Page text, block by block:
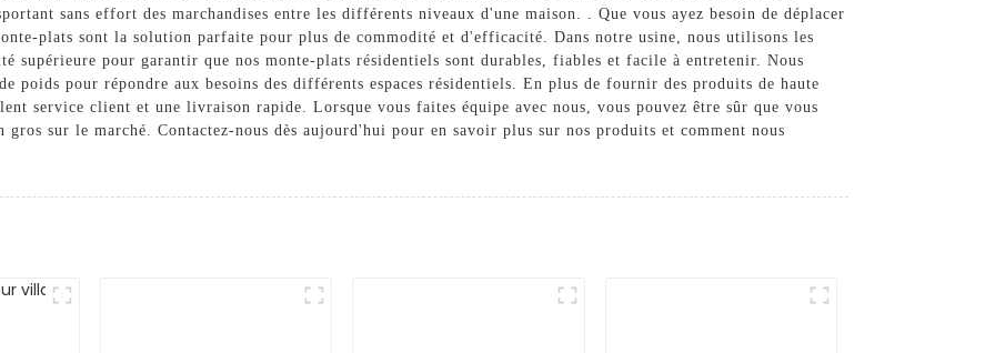
sans effort des marchandises entre les différents niveaux d'une maison. . Que vous ayez besoin de déplacer
plats sont la solution parfaite pour plus de commodité et d'efficacité. Dans notre usine, nous utilisons les
supérieure pour garantir que nos monte-plats résidentiels sont durables, fiables et facile à entretenir. Nous
poids pour répondre aux besoins des différents espaces résidentiels. En plus de fournir des produits de haute
service client et une livraison rapide. Lorsque vous faites équipe avec nous, vous pouvez être sûr que vous
sur le marché. Contactez-nous dès aujourd'hui pour en savoir plus sur nos produits et comment nous